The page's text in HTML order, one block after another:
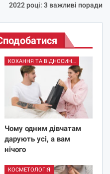
2022 році: 3 важливі поради
КОХАННЯ ТА ВІДНОСИНИ
Чому одним дівчатам
дарують усі, а вам
нічого
КОСМЕТОЛОГІЯ